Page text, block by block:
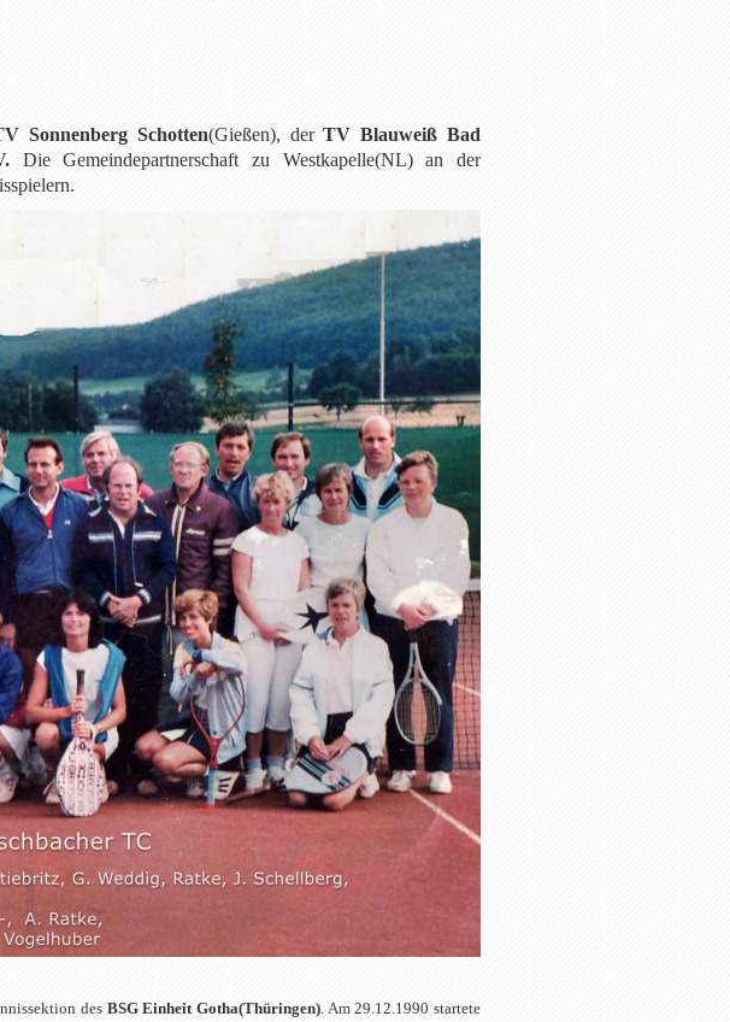
Sonnenberg Schotten(Gießen), derTV Blauweiß Bad
Die Gemeindepartnerschaft zu Westkapelle(NL) an der
des BSG Einheit Gotha(Thüringen). Am 29.12.1990 startete